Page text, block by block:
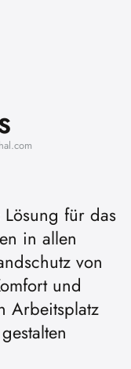
für das
in allen
von
und
Arbeitsplatz